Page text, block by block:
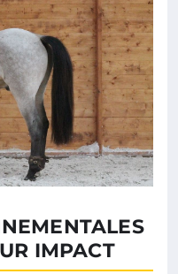
IMPACT